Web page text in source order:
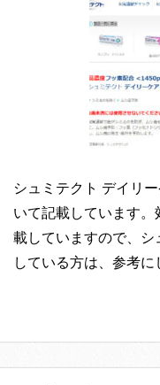
シュミテクト デイリ
いて記載しています
載していますので、
している方は、参考に